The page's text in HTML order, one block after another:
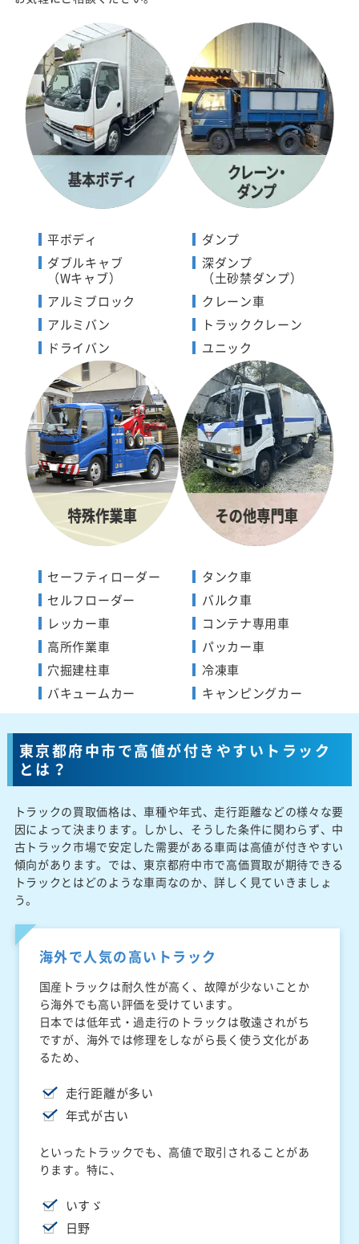
平ボディ
ダブルキャブ
（Wキャブ）
アルミブロック
アルミバン
ドライバン
ダンプ
深ダンプ
（土砂禁ダンプ）
クレーン車
トラッククレーン
ユニック
セーフティローダー
セルフローダー
レッカー車
高所作業車
穴掘建柱車
バキュームカー
タンク車
バルク車
コンテナ専用車
パッカー車
冷凍車
キャンピングカー
東京都府中市で高値が付きやすいトラック
とは？
トラックの買取価格は、車種や年式、走行距離などの様々な要
因によって決まります。しかし、そうした条件に関わらず、中
古トラック市場で安定した需要がある車両は高値が付きやすい
傾向があります。では、東京都府中市で高価買取が期待できる
トラックとはどのような車両なのか、詳しく見ていきましょ
う。
海外で人気の高いトラック
国産トラックは耐久性が高く、故障が少ないことか
ら海外でも高い評価を受けています。
日本では低年式・過走行のトラックは敬遠されがち
ですが、海外では修理をしながら長く使う文化があ
るため、
走行距離が多い
年式が古い
といったトラックでも、高値で取引されることがあ
ります。特に、
いすゞ
日野